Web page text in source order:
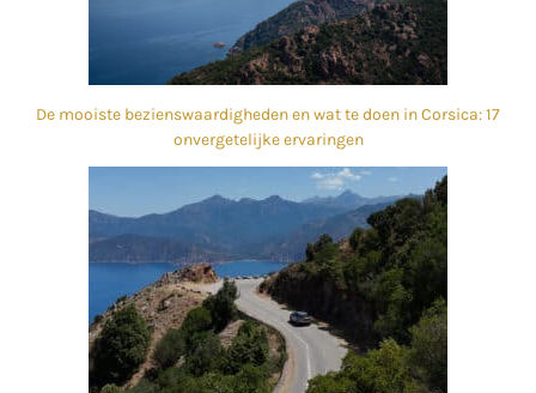
De mooiste bezienswaardigheden en wat te doen in Corsica: 17
onvergetelijke ervaringen